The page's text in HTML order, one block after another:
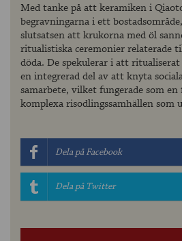
Med tanke på att keramiken i
begravningarna i ett
slutsatsen att krukorna med öl
ritualistiska ceremonier relaterade
döda. De spekulerar i att
en integrerad del av att knyta
samarbete, vilket fungerade som
komplexa risodlingssamhällen som
Dela på Facebook
Dela på Twitter